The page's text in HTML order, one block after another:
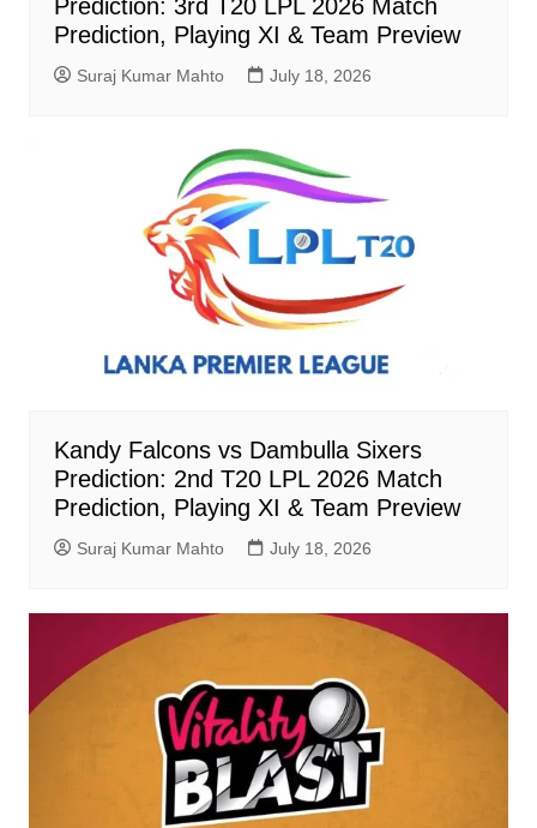
Prediction: 3rd T20 LPL 2026 Match
Prediction, Playing XI & Team Preview
Suraj Kumar Mahto July 18, 2026
Kandy Falcons vs Dambulla Sixers
Prediction: 2nd T20 LPL 2026 Match
Prediction, Playing XI & Team Preview
Suraj Kumar Mahto July 18, 2026